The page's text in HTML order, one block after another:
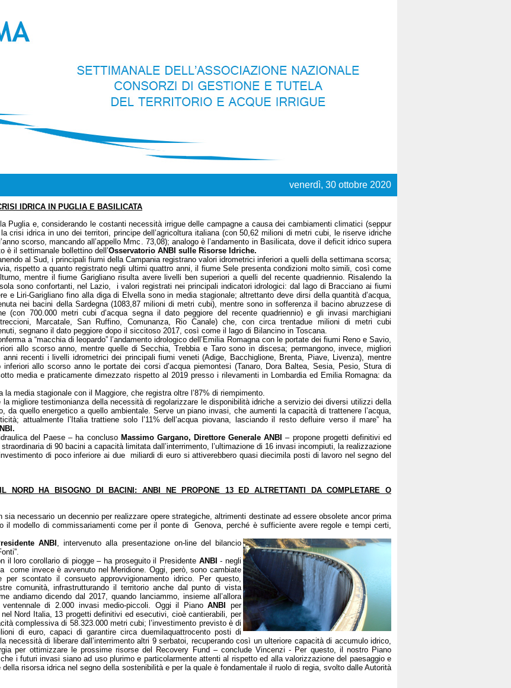
venerdì, 30 ottobre 2020
IDRICA IN PUGLIA E BASILICATA
Puglia e, considerando le costanti necessità irrigue delle campagne a causa dei cambiamenti climatici (seppur
crisi idrica in uno dei territori, principe dell’agricoltura italiana (con 50,62 milioni di metri cubi, le riserve idriche
scorso, mancando all’appello Mmc. 73,08); analogo è l’andamento in Basilicata, dove il deficit idrico supera
è il settimanale bollettino dell’Osservatorio ANBI sulle Risorse Idriche.
al Sud, i principali fiumi della Campania registrano valori idrometrici inferiori a quelli della settimana scorsa;
rispetto a quanto registrato negli ultimi quattro anni, il fiume Sele presenta condizioni molto simili, così come
mentre il fiume Garigliano risulta avere livelli ben superiori a quelli del recente quadriennio. Risalendo la
sono confortanti, nel Lazio, i valori registrati nei principali indicatori idrologici: dal lago di Bracciano ai fiumi
e Liri-Garigliano fino alla diga di Elvella sono in media stagionale; altrettanto deve dirsi della quantità d’acqua,
nei bacini della Sardegna (1083,87 milioni di metri cubi), mentre sono in sofferenza il bacino abruzzese di
(con 700.000 metri cubi d’acqua segna il dato peggiore del recente quadriennio) e gli invasi marchigiani
Marcatale, San Ruffino, Comunanza, Rio Canale) che, con circa trentadue milioni di metri cubi
segnano il dato peggiore dopo il siccitoso 2017, così come il lago di Bilancino in Toscana.
a “macchia di leopardo” l’andamento idrologico dell’Emilia Romagna con le portate dei fiumi Reno e Savio,
allo scorso anno, mentre quelle di Secchia, Trebbia e Taro sono in discesa; permangono, invece, migliori
anni recenti i livelli idrometrici dei principali fiumi veneti (Adige, Bacchiglione, Brenta, Piave, Livenza), mentre
inferiori allo scorso anno le portate dei corsi d’acqua piemontesi (Tanaro, Dora Baltea, Sesia, Pesio, Stura di
media e praticamente dimezzato rispetto al 2019 presso i rilevamenti in Lombardia ed Emilia Romagna: da
media stagionale con il Maggiore, che registra oltre l’87% di riempimento.
la migliore testimonianza della necessità di regolarizzare le disponibilità idriche a servizio dei diversi utilizzi della
da quello energetico a quello ambientale. Serve un piano invasi, che aumenti la capacità di trattenere l’acqua,
attualmente l’Italia trattiene solo l’11% dell’acqua piovana, lasciando il resto defluire verso il mare” ha
del Paese – ha concluso Massimo Gargano, Direttore Generale ANBI – propone progetti definitivi ed
di 90 bacini a capacità limitata dall’interrimento, l’ultimazione di 16 invasi incompiuti, la realizzazione
di poco inferiore ai due miliardi di euro si attiverebbero quasi diecimila posti di lavoro nel segno del
NORD HA BISOGNO DI BACINI: ANBI NE PROPONE 13 ED ALTRETTANTI DA COMPLETARE O
sia necessario un decennio per realizzare opere strategiche, altrimenti destinate ad essere obsolete ancor prima
il modello di commissariamenti come per il ponte di Genova, perché è sufficiente avere regole e tempi certi,
ANBI , intervenuto alla presentazione on-line del bilancio
il loro corollario di piogge – ha proseguito il Presidente ANBI - negli
come invece è avvenuto nel Meridione. Oggi, però, sono cambiate
scontato il consueto approvvigionamento idrico. Per questo,
comunità, infrastrutturando il territorio anche dal punto di vista
andiamo dicendo dal 2017, quando lanciammo, insieme all’allora
ventennale di 2.000 invasi medio-piccoli. Oggi il PianoANBI
per
Nord Italia, 13 progetti definitivi ed esecutivi, cioè cantierabili, per
complessiva di 58.323.000 metri cubi; l’investimento previsto è di
di euro, capaci di garantire circa duemilaquattrocento posti di
necessità di liberare dall’interrimento altri 9 serbatoi, recuperando così un ulteriore capacità di accumulo idrico,
per ottimizzare le prossime risorse del Recovery Fund – conclude Vincenzi - Per questo, il nostro Piano
i futuri invasi siano ad uso plurimo e particolarmente attenti al rispetto ed alla valorizzazione del paesaggio e
risorsa idrica nel segno della sostenibilità e per la quale è fondamentale il ruolo di regia, svolto dalle Autorità